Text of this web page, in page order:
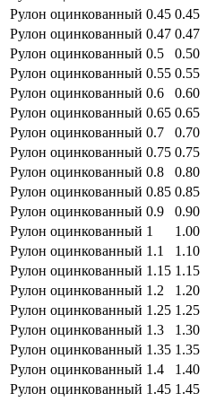
Рулон оцинкованный 0.45 0.45
Рулон оцинкованный 0.47 0.47
Рулон оцинкованный 0.5
0.50
Рулон оцинкованный 0.55 0.55
Рулон оцинкованный 0.6
0.60
Рулон оцинкованный 0.65 0.65
Рулон оцинкованный 0.7
0.70
Рулон оцинкованный 0.75 0.75
Рулон оцинкованный 0.8
0.80
Рулон оцинкованный 0.85 0.85
Рулон оцинкованный 0.9
0.90
Рулон оцинкованный 1
1.00
Рулон оцинкованный 1.1
1.10
Рулон оцинкованный 1.15 1.15
Рулон оцинкованный 1.2
1.20
Рулон оцинкованный 1.25 1.25
Рулон оцинкованный 1.3
1.30
Рулон оцинкованный 1.35 1.35
Рулон оцинкованный 1.4
1.40
Рулон оцинкованный 1.45 1.45